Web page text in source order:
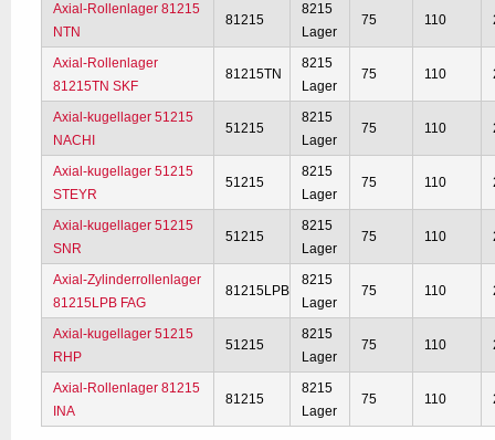
Axial-Rollenlager 81215
NTN
81215
8215
Lager
75 110
Axial-Rollenlager
81215TN SKF
81215TN
8215
Lager
75 110
Axial-kugellager 51215
NACHI
51215
8215
Lager
75 110
Axial-kugellager 51215
STEYR
51215
8215
Lager
75 110
Axial-kugellager 51215
SNR
51215
8215
Lager
75 110
Axial-Zylinderrollenlager
81215LPB FAG
81215LPB
8215
Lager
75 110
Axial-kugellager 51215
RHP
51215
8215
Lager
75 110
Axial-Rollenlager 81215
INA
81215
8215
Lager
75 110